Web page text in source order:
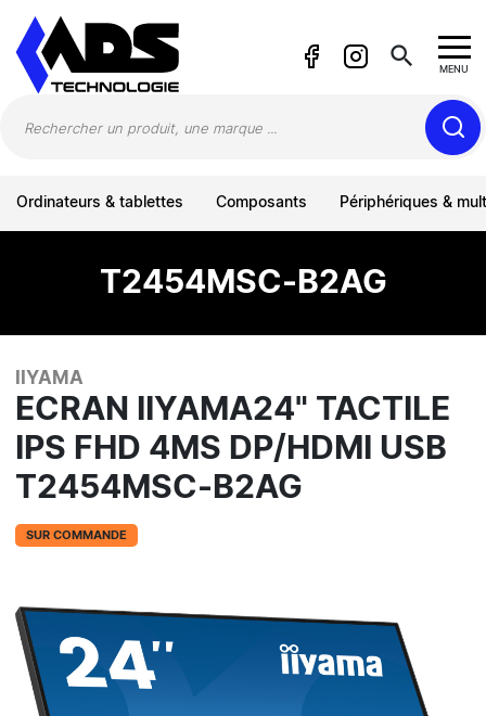
search MENU
Ordinateurs & tablettes Composants Périphériques &
T2454MSC-B2AG
IIYAMA
ECRAN IIYAMA24" TACTILE
IPS FHD 4MS DP/HDMI USB
T2454MSC-B2AG
SUR COMMANDE